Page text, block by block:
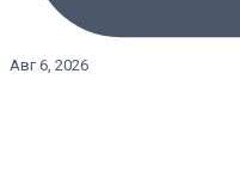
Авг 6, 2026